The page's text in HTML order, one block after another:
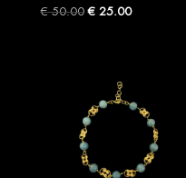
€50.00Original
€ 50.00.
€25.00Current